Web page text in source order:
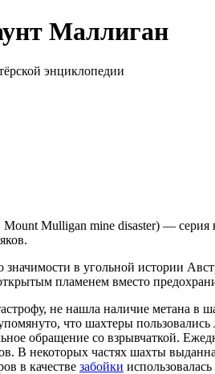
Маллиган
энциклопедии
Mount Mulligan mine disaster) —
в угольной истории
пламенем вместо
не нашла наличие метана в
что шахтеры
обращение со взрывчаткой.
В некоторых частях шахты
в качестве забойки